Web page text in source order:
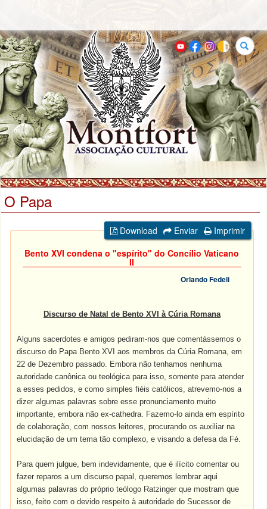
Buscar
O Papa
Download Enviar
Imprimir
Bento XVI condena o "espírito" do Concílio Vaticano
II
Orlando Fedeli
Discurso de Natal de Bento XVI à Cúria Romana
Alguns sacerdotes e amigos pediram-nos que comentássemos o
discurso do Papa Bento XVI aos membros da Cúria Romana, em
22 de Dezembro passado. Embora não tenhamos nenhuma
autoridade canônica ou teológica para isso, somente para atender
a esses pedidos, e como simples fiéis católicos, atrevemo-nos a
dizer algumas palavras sobre esse pronunciamento muito
importante, embora não ex-cathedra. Fazemo-lo ainda em espírito
de colaboração, com nossos leitores, procurando os auxiliar na
elucidação de um tema tão complexo, e visando a defesa da Fé.
Para quem julgue, bem indevidamente, que é ilícito comentar ou
fazer reparos a um discurso papal, queremos lembrar aqui
algumas palavras do próprio teólogo Ratzinger que mostram que
isso, feito com o devido respeito à autoridade do Sucessor de